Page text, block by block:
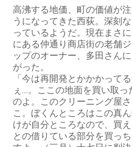
高沸する地価、町の価値が
うになってきた西荻。深刻
っているようだ。現在まさ
にある仲通り商店街の老舗
ップのオーナー、多田さん
がった。
「今は再開発とかかかって
ぇ…。ここの地面を買い取っ
のよ。このクリーニング屋
こ。ぼくんところはこの真
けが自分ところなので、買
との借りている部分を買っ